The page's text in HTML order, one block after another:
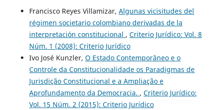
Francisco Reyes Villamizar, Algunas vicisitudes del
régimen societario colombiano derivadas de la
interpretación constitucional , Criterio Jurídico: Vol. 8
Núm. 1 (2008): Criterio Jurídico
Ivo José Kunzler, O Estado Contemporâneo e o
Controle da Constitucionalidade os Paradigmas de
Jurisdição Constitucional e a Ampliação e
Aprofundamento da Democracia. , Criterio Jurídico:
Vol. 15 Núm. 2 (2015): Criterio Jurídico